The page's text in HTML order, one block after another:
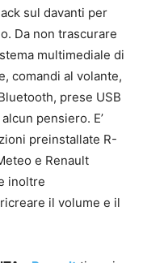
sul davanti per
Da non trascurare
multimediale di
comandi al volante,
prese USB
pensiero. E’
preinstallate R-
e Renault
inoltre
il volume e il